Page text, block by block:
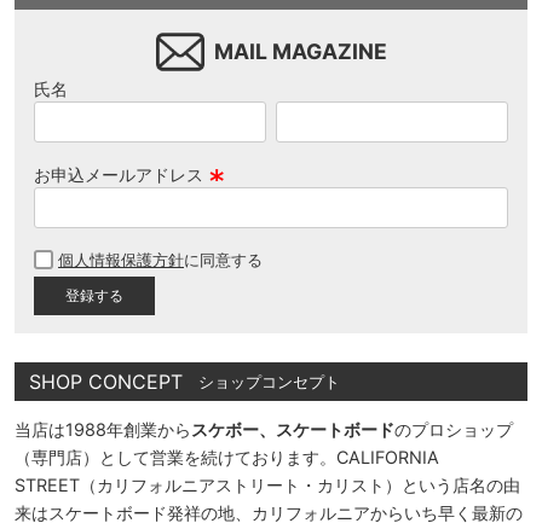
MAIL MAGAZINE
氏名
お申込メールアドレス
須
個人情報保護方針に同意する
SHOP CONCEPT ショップコンセプト
当店は1988年創業から スケボー、スケートボードのプロショップ
（専門店）として営業を続けております。CALIFORNIA
STREET（カリフォルニアストリート・カリスト）という店名の由
来はスケートボード発祥の地、カリフォルニアからいち早く最新の